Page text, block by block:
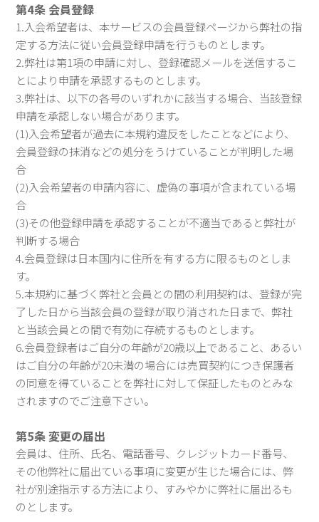
第4条 会員登録
1.入会希望者は、本サービスの会員登録ページから弊社の指
定する方法に従い会員登録申請を行うものとします。
2.弊社は第1項の申請に対し、登録確認メールを送信するこ
とにより申請を承認するものとします。
3.弊社は、以下の各号のいずれかに該当する場合、当該登録
申請を承認しない場合があります。
(1)入会希望者が過去に本規約違反をしたことなどにより、
会員登録の抹消などの処分をうけていることが判明した場
合
(2)入会希望者の申請内容に、虚偽の事項が含まれている場
合
(3)その他登録申請を承認することが不適当であると弊社が
判断する場合
4.会員登録は日本国内に住所を有する方に限るものとしま
す。
5.本規約に基づく弊社と会員との間の利用契約は、登録が完
了した日から当該会員の登録が取り消された日まで、弊社
と当該会員との間で有効に存続するものとします。
6.会員登録者はご自分の年齢が20歳以上であること、あるい
はご自分の年齢が20未満の場合には売買契約につき保護者
の同意を得ていることを弊社に対して保証したものとみな
されますのでご注意下さい。
第5条 変更の届出
会員は、住所、氏名、電話番号、クレジットカード番号、
その他弊社に届出ている事項に変更が生じた場合には、弊
社が別途指示する方法により、すみやかに弊社に届出るも
のとします。